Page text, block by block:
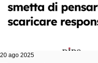
20 ago 2025